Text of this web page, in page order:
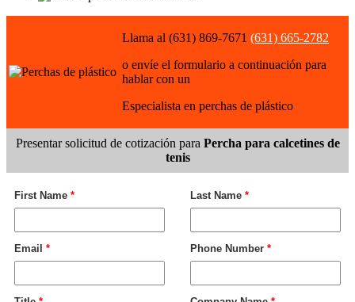
Llama al (631) 869-7671 (631) 665-2782
o envíe el formulario a continuación para
hablar con un
Especialista en perchas de plástico
Presentar solicitud de cotización para Percha para calcetines de
tenis